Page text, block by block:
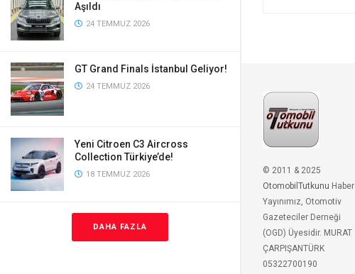
Aşıldı
24 TEMMUZ 2026
GT Grand Finals İstanbul Geliyor!
24 TEMMUZ 2026
Yeni Citroen C3 Aircross
Collection Türkiye’de!
18 TEMMUZ 2026
DAHA FAZLA
© 2011 & 2025
OtomobilTutkunu Haber
Yayınımız, Otomotiv
Gazeteciler Derneği
(OGD) Üyesidir. MURAT
ÇARPIŞANTÜRK
05322700190